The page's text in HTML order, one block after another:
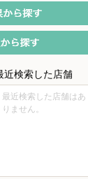
近検索した店舗
最近検索した店舗はあ
りません。